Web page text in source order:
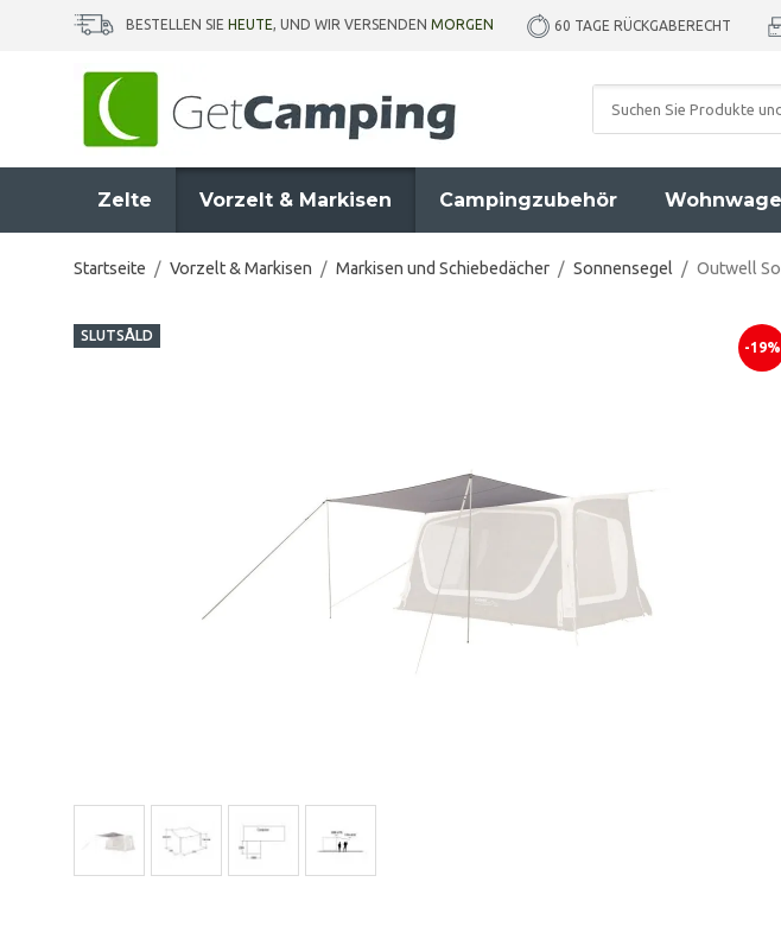
BESTELLEN SIE HEUTE, UND WIR VERSENDEN MORGEN 60 TAGE RÜCKGABERECHT
Zelte Vorzelt & Markisen Campingzubehör
Startseite / Vorzelt & Markisen / Markisen und Schiebedächer / Sonnensegel / Outwell
SLUTSÅLD
-19%